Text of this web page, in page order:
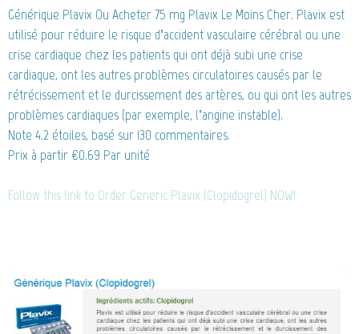
Générique Plavix Ou Acheter 75 mg Plavix Le Moins Cher. Plavix est
utilisé pour réduire le risque d’accident vasculaire cérébral ou une
crise cardiaque chez les patients qui ont déjà subi une crise
cardiaque, ont les autres problèmes circulatoires causés par le
rétrécissement et le durcissement des artères, ou qui ont les autres
problèmes cardiaques (par exemple, l’angine instable).
Note 4.2 étoiles, basé sur 130 commentaires.
Prix à partir€0.69 Par unité
Follow this link to Order Generic Plavix (Clopidogrel) NOW!